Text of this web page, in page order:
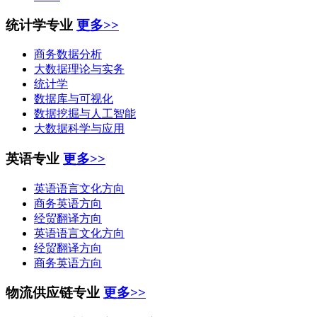
统计学专业 更多>>
商务数据分析
大数据理论与实务
统计学
数据库与可视化
数据挖掘与人工智能
大数据科学与应用
英语专业 更多>>
英语语言文化方向
商务英语方向
经贸翻译方向
英语语言文化方向
经贸翻译方向
商务英语方向
物流供应链专业 更多>>